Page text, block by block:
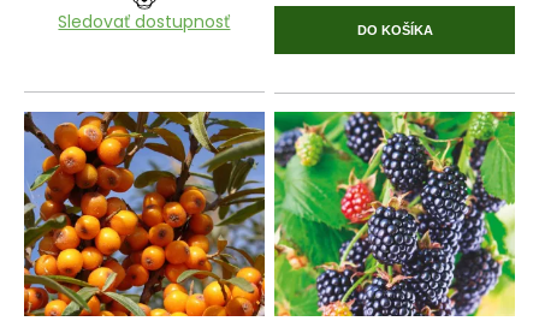
Sledovať dostupnosť DO KOŠÍKA